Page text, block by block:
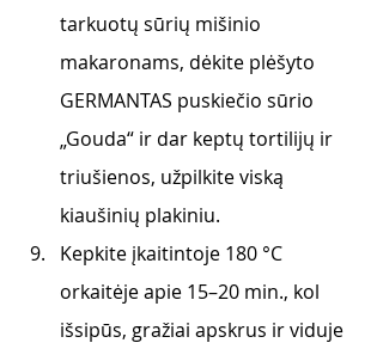
tarkuotų sūrių mišinio
makaronams, dėkite plėšyto
GERMANTAS puskiečio sūrio
„Gouda“ ir dar keptų tortilijų ir
triušienos, užpilkite viską
kiaušinių plakiniu.
Kepkite įkaitintoje 180 °C
orkaitėje apie 15–20 min., kol
išsipūs, gražiai apskrus ir viduje